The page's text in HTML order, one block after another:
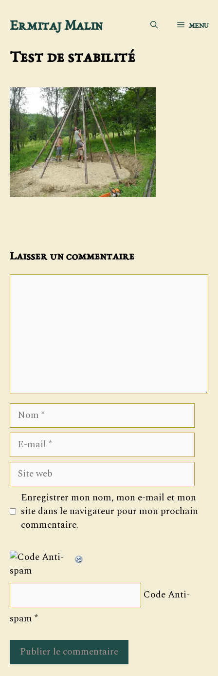
Aller
contenu
Ermitaj Malin MENU
Test de stabilité
Laisser un commentaire
Nom
E-
mail
Site
web
Enregistrer mon nom, mon e-mail et mon
site dans le navigateur pour mon prochain
commentaire.
Code Anti-
spam *